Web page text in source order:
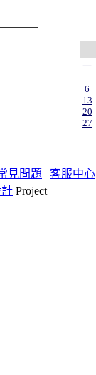
一
6
13
20
27
見問題 | 客服中心
Project